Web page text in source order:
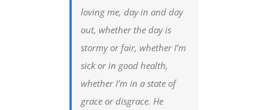
loving me, day in and day
out, whether the day is
stormy or fair, whether I’m
sick or in good health,
whether I’m in a state of
grace or disgrace. He